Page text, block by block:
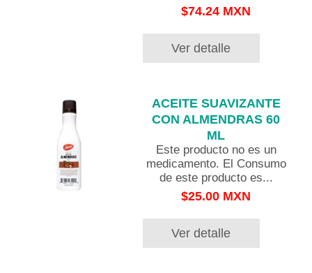
$74.24 MXN
Ver detalle
ACEITE SUAVIZANTE
CON ALMENDRAS 60
ML
Este producto no es un
medicamento. El Consumo
de este producto es...
$25.00 MXN
Ver detalle